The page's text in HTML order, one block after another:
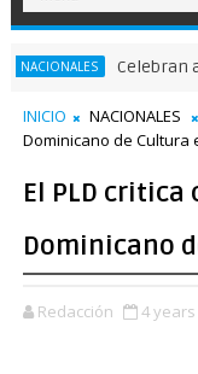
Celebran actos
INICIO NACIONALES
Dominicano de Cultura
El PLD
Dominicano
Redacción 4